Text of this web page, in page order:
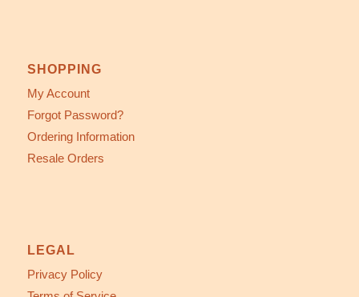
SHOPPING
My Account
Forgot Password?
Ordering Information
Resale Orders
LEGAL
Privacy Policy